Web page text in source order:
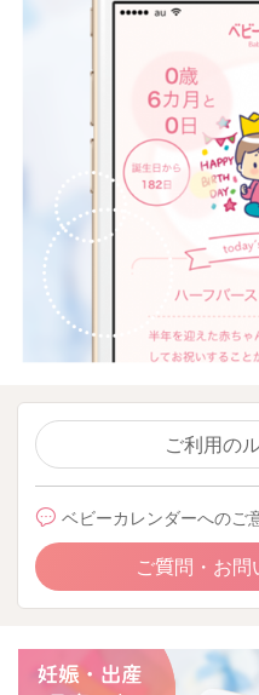
ご利用の
ベビーカレンダーへのご
ご質問・お